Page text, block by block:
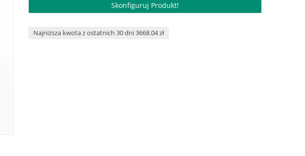
Skonfiguruj Produkt!
Najniższa kwota z ostatnich 30 dni 3668.04 zł